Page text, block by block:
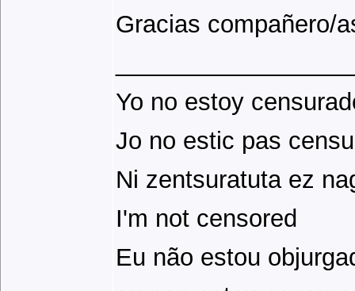
Gracias compañero/
Yo no estoy
Jo no estic pas
Ni zentsuratuta ez
I'm not censored
Eu não estou